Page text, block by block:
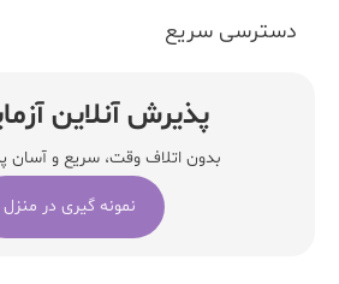
دسترسی سریع
پذیرش آنلاین
بدون اتلاف وقت، سریع و آسان
نمونه گیری در منزل